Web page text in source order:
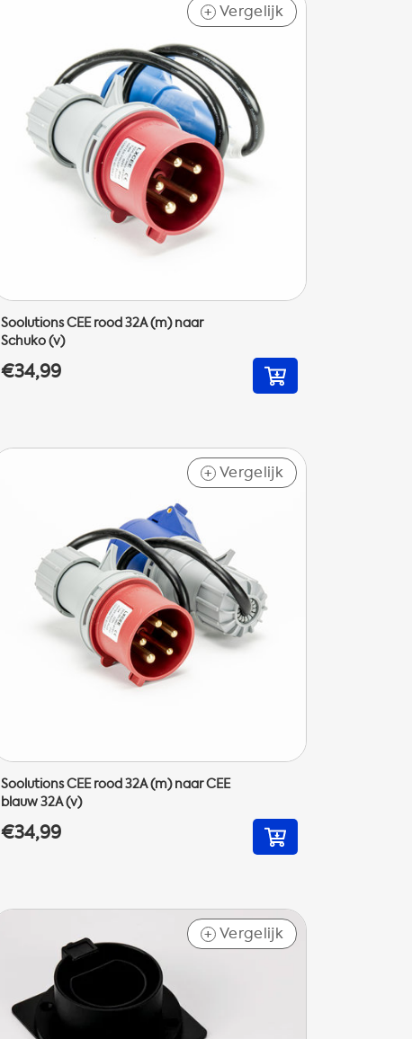
+ Vergelijk
Soolutions CEE rood 32A (m) naar
Schuko (v)
€34,99
+ Vergelijk
Soolutions CEE rood 32A (m) naar CEE
blauw 32A (v)
€34,99
+ Vergelijk